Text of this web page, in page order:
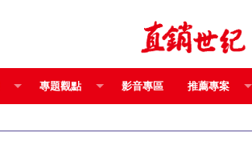
專題觀點 影音專區 推薦專案